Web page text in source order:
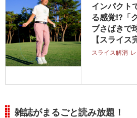
インパクト
る感覚!?「
ブさばきで
【スライス
スライス解消
雑誌がまるごと読み放題！